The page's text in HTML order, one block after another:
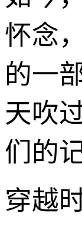
怀念
的一
天吹
们的
穿越